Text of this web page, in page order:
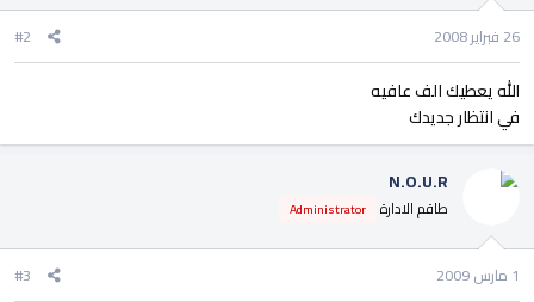
26 فبراير 2008 #2
الله يعطيك الف عافيه
في انتظار جديدك
N.O.U.R
طاقم الادارة Administrator
1 مارس 2009 #3